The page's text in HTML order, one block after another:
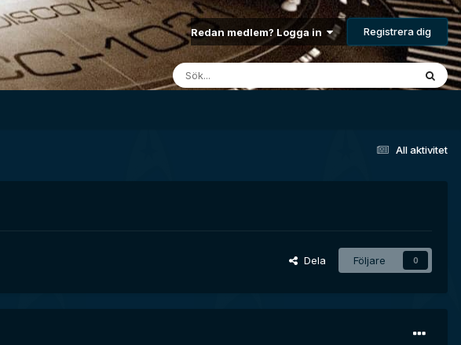
Redan medlem? Logga in Registrera dig
All aktivitet
Dela Följare 0